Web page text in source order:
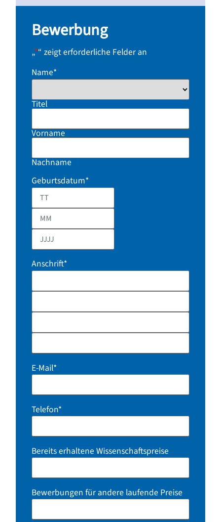
Bewerbung
„*“ zeigt erforderliche Felder an
Name*
Titel
Vorname
Nachname
Geburtsdatum*
Anschrift*
E-Mail*
Telefon*
Bereits erhaltene Wissenschaftspreise
Bewerbungen für andere laufende Preise